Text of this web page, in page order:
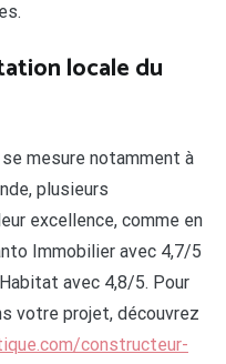
locale du
mesure notamment à
plusieurs
excellence, comme en
Immobilier avec 4,7/5
avec 4,8/5. Pour
votre projet, découvrez
constructeur-